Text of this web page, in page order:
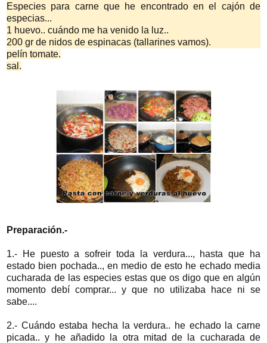
Especies para carne que he encontrado en el cajón de
especias...
1 huevo.. cuándo me ha venido la luz..
200 gr de nidos de espinacas (tallarines vamos).
pelín tomate.
sal.
Preparación.-
1.- He puesto a sofreir toda la verdura..., hasta que ha
estado bien pochada.., en medio de esto he echado media
cucharada de las especies estas que os digo que en algún
momento debí comprar... y que no utilizaba hace ni se
sabe....
2.- Cuándo estaba hecha la verdura.. he echado la carne
picada.. y he añadido la otra mitad de la cucharada de